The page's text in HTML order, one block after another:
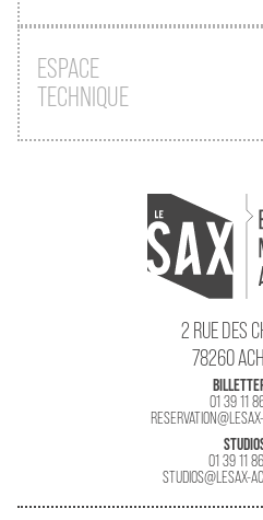
ESPACE
TECHNIQUE
2 RUE DES
78260
01 39 11
01 39 11
STUDIOS@LESAX-